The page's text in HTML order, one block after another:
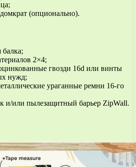
(опционально).
2×4;
гвозди 16d или винты
нужд;
ураганные ремни 16-го
и/или пылезащитный барьер ZipWall.